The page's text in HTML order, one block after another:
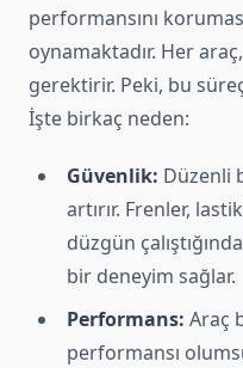
performansını
oynamaktadır. Her
gerektirir. Peki, bu
İşte birkaç neden:
Güvenlik: Düzenli
artırır. Frenler,
düzgün
bir deneyim sağlar.
Performans: Araç
performansı